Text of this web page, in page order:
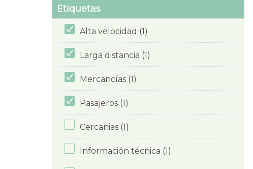
Etiquetas
Alta velocidad (1)
Larga distancia (1)
Mercancías (1)
Pasajeros (1)
Cercanias (1)
Información técnica (1)